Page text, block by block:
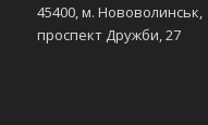
45400, м. Нововолинськ,
проспект Дружби, 27